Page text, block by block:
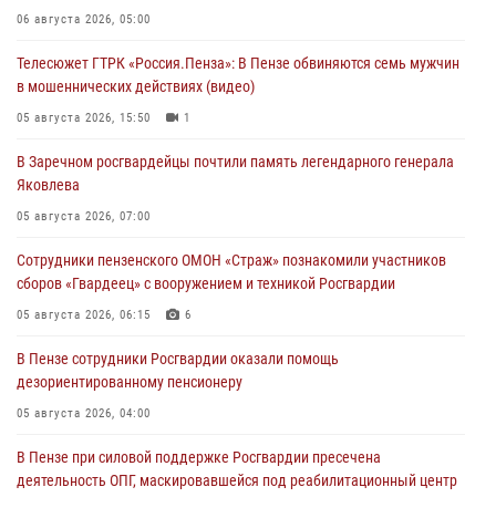
06 августа 2026, 05:00
Телесюжет ГТРК «Россия.Пенза»: В Пензе обвиняются семь мужчин
в мошеннических действиях (видео)
05 августа 2026, 15:50 1
В Заречном росгвардейцы почтили память легендарного генерала
Яковлева
05 августа 2026, 07:00
Сотрудники пензенского ОМОН «Страж» познакомили участников
сборов «Гвардеец» с вооружением и техникой Росгвардии
05 августа 2026, 06:15 6
В Пензе сотрудники Росгвардии оказали помощь
дезориентированному пенсионеру
05 августа 2026, 04:00
В Пензе при силовой поддержке Росгвардии пресечена
деятельность ОПГ, маскировавшейся под реабилитационный центр